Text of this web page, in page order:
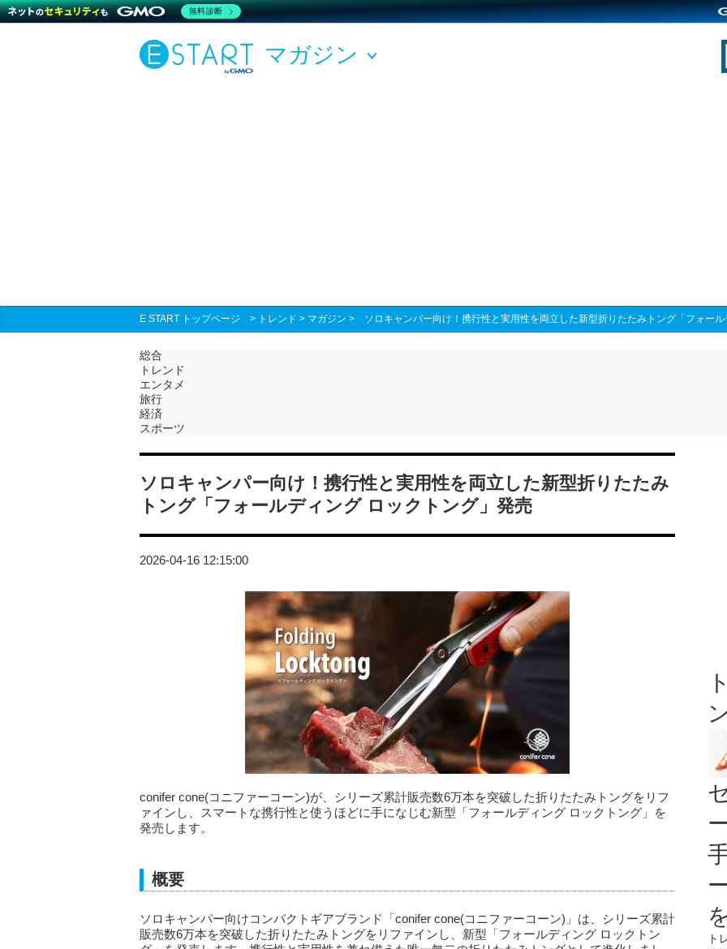
マガジン
E START トップページ > トレンド > マガジン > ソロキャンパー向け！携行性と実用性を両立した新型折りたたみトング「フォー
総合
トレンド
エンタメ
旅行
経済
スポーツ
ソロキャンパー向け！携行性と実用性を両立した新型折りたたみ
トング「フォールディング ロックトング」発売
2026-04-16 12:15:00
conifer cone(コニファーコーン)が、シリーズ累計販売数6万本を突破した折りたたみトングをリフ
ァインし、スマートな携行性と使うほどに手になじむ新型「フォールディング ロックトング」を
発売します。
概要
ソロキャンパー向けコンパクトギアブランド「conifer cone(コニファーコーン)」は、シリーズ累計
販売数6万本を突破した折りたたみトングをリファインし、新型「フォールディング ロックトン
ト
無料診断